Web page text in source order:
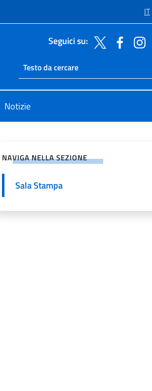
IT
Seguici su:
Ricerca sito live
Cerca nel sito
Notizie
NAVIGA NELLA SEZIONE
Sala Stampa